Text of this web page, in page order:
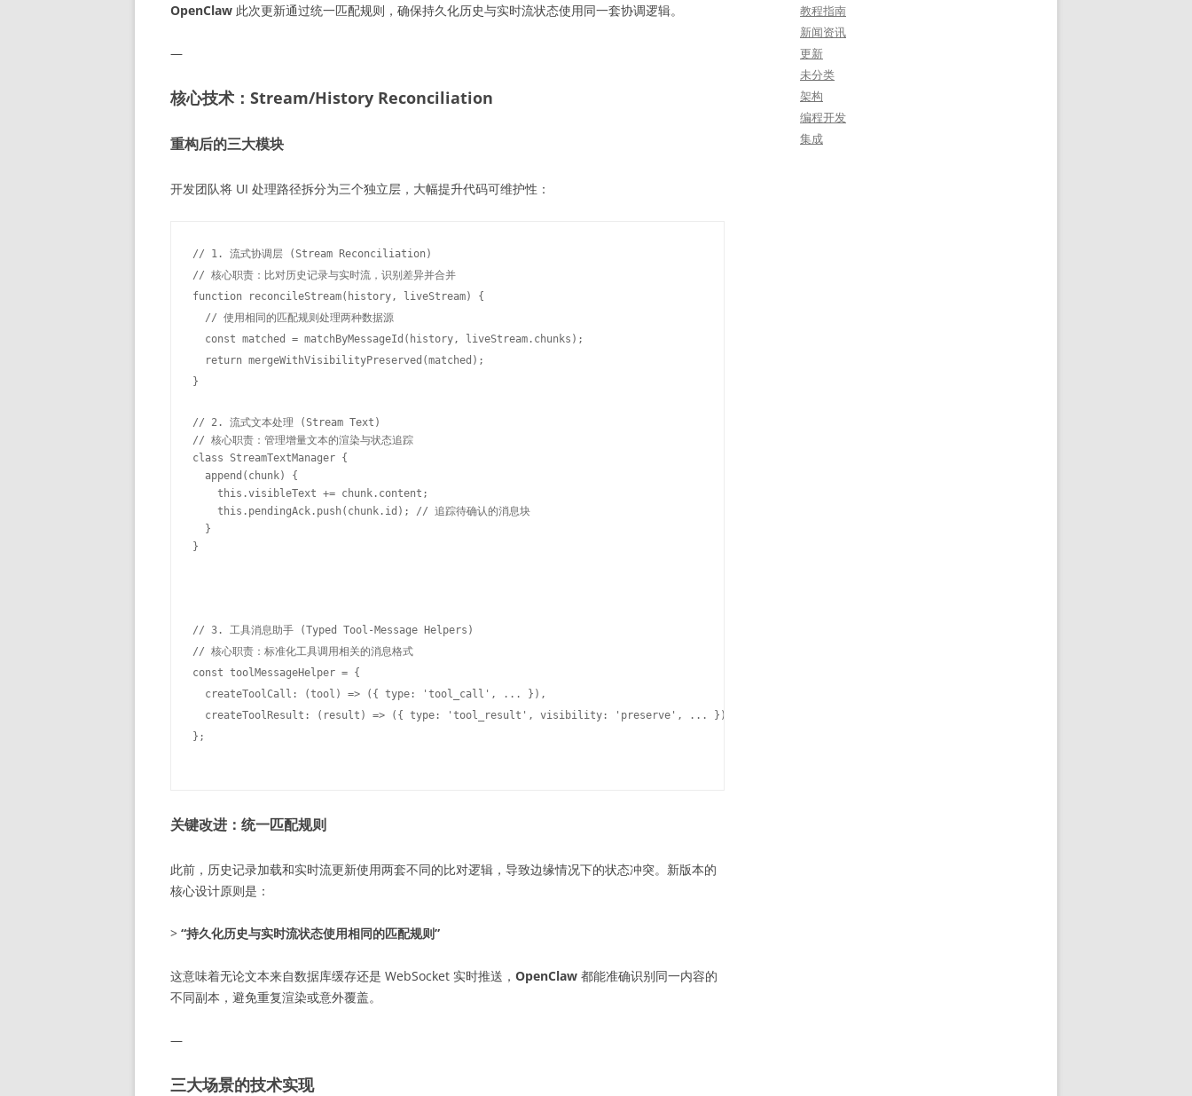
OpenClaw 此次更新通过统一匹配规则，确保持久化历史与实时流状态使用同一套协调逻辑。
—
核心技术：Stream/History Reconciliation
重构后的三大模块
开发团队将 UI 处理路径拆分为三个独立层，大幅提升代码可维护性：
// 1. 流式协调层 (Stream Reconciliation)
// 核心职责：比对历史记录与实时流，识别差异并合并
function reconcileStream(history, liveStream) {
  // 使用相同的匹配规则处理两种数据源
  const matched = matchByMessageId(history, liveStream.chunks);
  return mergeWithVisibilityPreserved(matched);
}
// 2. 流式文本处理 (Stream Text)
// 核心职责：管理增量文本的渲染与状态追踪
class StreamTextManager {
  append(chunk) {
    this.visibleText += chunk.content;
    this.pendingAck.push(chunk.id); // 追踪待确认的消息块
  }
}
// 3. 工具消息助手 (Typed Tool-Message Helpers)
// 核心职责：标准化工具调用相关的消息格式
const toolMessageHelper = {
  createToolCall: (tool) => ({ type: 'tool_call', ... }),
  createToolResult: (result) => ({ type: 'tool_result', visibility: 'preserve', ... })
关键改进：统一匹配规则
此前，历史记录加载和实时流更新使用两套不同的比对逻辑，导致边缘情况下的状态冲突。新版本的
核心设计原则是：
> “持久化历史与实时流状态使用相同的匹配规则”
这意味着无论文本来自数据库缓存还是 WebSocket 实时推送， OpenClaw 都能准确识别同一内容的
不同副本，避免重复渲染或意外覆盖。
—
三大场景的技术实现
教程指南
新闻资讯
更新
未分类
架构
编程开发
集成